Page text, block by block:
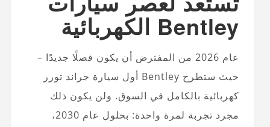
Bentley الكهربائية
عام 2026 من المفترض أن يكون فصلًا جديدًا –
حيث ستطرح Bentley أول سيارة جراند تورر
كهربائية بالكامل في السوق. ولن يكون ذلك
مجرد تجربة لمرة واحدة: بحلول عام 2030،